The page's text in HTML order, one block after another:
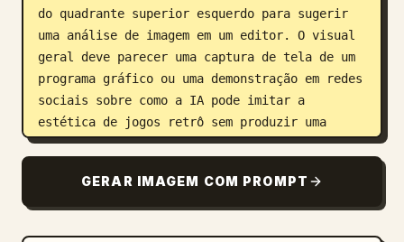
do quadrante superior esquerdo para sugerir
uma análise de imagem em um editor. O visual
geral deve parecer uma captura de tela de um
programa gráfico ou uma demonstração em redes
sociais sobre como a IA pode imitar a
estética de jogos retrô sem produzir uma
pixel art perfeita na grade, sem rótulos de
GERAR IMAGEM COM PROMPT